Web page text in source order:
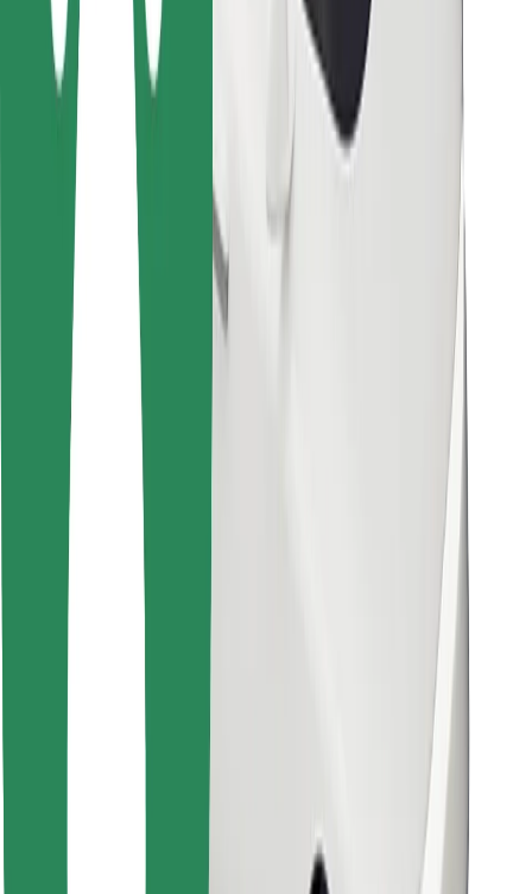
Για τους οδηγούς
Για μεταφορείς
Για ιδιοκτήτες στόλου οχημάτων
Για εστιατόρια
Bolt for Business
Άλλο
Προμηθευτές
Όροι & Προϋποθέσεις
Cookies
Πάρε ταξί μέσα σε λίγα λεπτά!
Βρείτε το αγαπημένο σας φαγητό!